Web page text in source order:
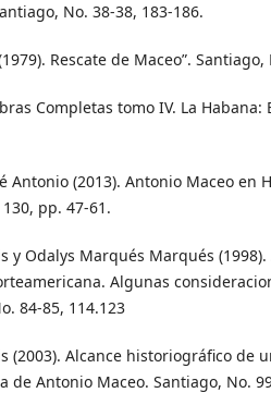
No. 38-38, 183-186.
Rescate de Maceo”. Santiago,
Completas tomo IV. La
Antonio (2013). Antonio Maceo en
pp. 47-61.
y Odalys Marqués Marqués
Algunas
84-85, 114.123
(2003). Alcance historiográfico de
de Antonio Maceo. Santiago, No.